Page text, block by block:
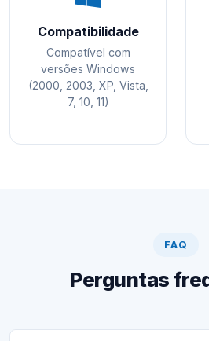
Compatibilidade
Compatível com
versões Windows
(2000, 2003, XP, Vista,
7, 10, 11)
FAQ
Perguntas